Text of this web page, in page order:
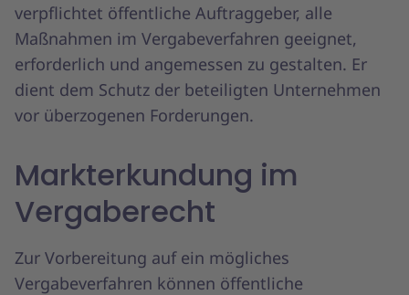
verpflichtet öffentliche Auftraggeber, alle
Maßnahmen im Vergabeverfahren geeignet,
erforderlich und angemessen zu gestalten. Er
dient dem Schutz der beteiligten Unternehmen
vor überzogenen Forderungen.
Markterkundung im
Vergaberecht
Zur Vorbereitung auf ein mögliches
Vergabeverfahren können öffentliche